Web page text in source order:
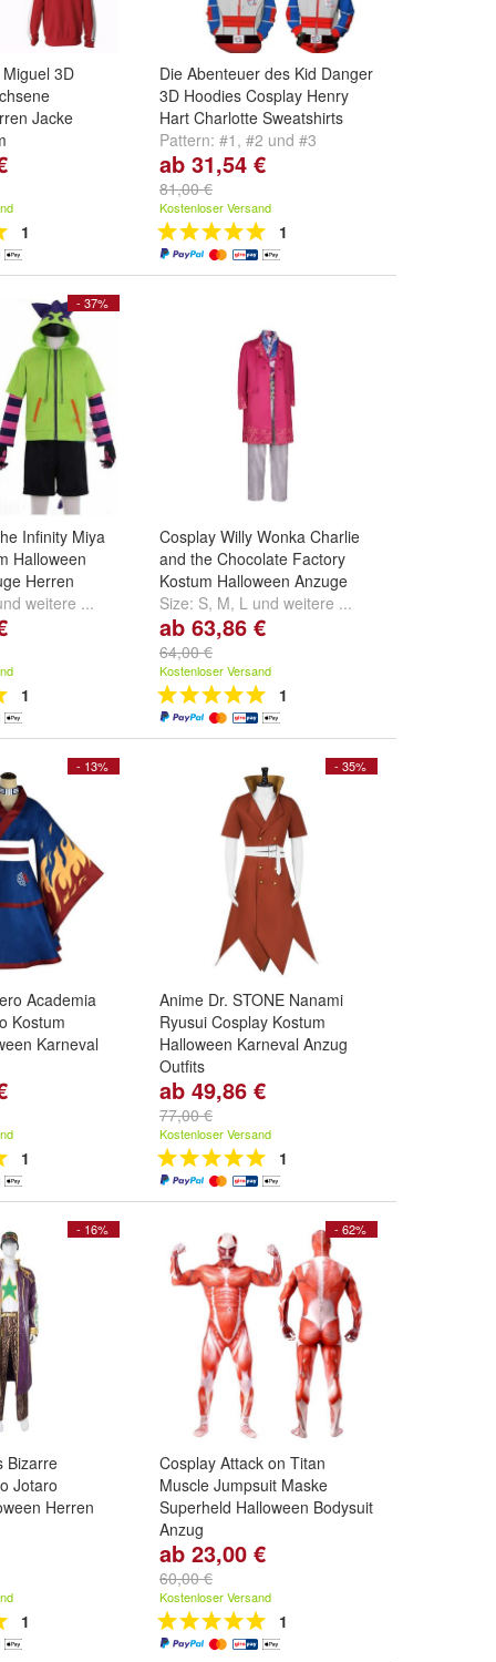
3D
Jacke
1
Die Abenteuer des Kid Danger
3D Hoodies Cosplay Henry
Hart Charlotte Sweatshirts
Pattern: #1 , #2 und #3
ab 31,54 €
81,00 €
Kostenloser Versand
1
- 37%
Infinity Miya
Halloween
Herren
weitere ...
1
Cosplay Willy Wonka Charlie
and the Chocolate Factory
Kostum Halloween Anzuge
Size: S, M, L und weitere ...
ab 63,86 €
64,00 €
Kostenloser Versand
1
- 13%
Academia
Kostum
Karneval
1
- 35%
Anime Dr. STONE Nanami
Ryusui Cosplay Kostum
Halloween Karneval Anzug
Outfits
Size:S, M,L und
ab 49,86 €
77,00 €
Kostenloser Versand
1
- 16%
Bizarre
Jotaro
Herren
1
- 62%
Cosplay Attack on Titan
Muscle Jumpsuit Maske
Superheld Halloween Bodysuit
Anzug
Size:S, M,L und
ab 23,00 €
60,00 €
Kostenloser Versand
1